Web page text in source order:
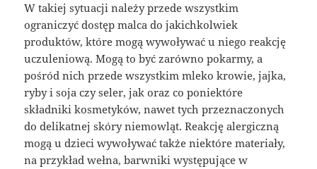
W takiej sytuacji należy przede wszystkim
ograniczyć dostęp malca do jakichkolwiek
produktów, które mogą wywoływać u niego reakcję
uczuleniową. Mogą to być zarówno pokarmy, a
pośród nich przede wszystkim mleko krowie, jajka,
ryby i soja czy seler, jak oraz co poniektóre
składniki kosmetyków, nawet tych przeznaczonych
do delikatnej skóry niemowląt. Reakcję alergiczną
mogą u dzieci wywoływać także niektóre materiały,
na przykład wełna, barwniki występujące w